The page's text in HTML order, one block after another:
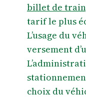
billet de
tarif le plus
L’usage du
versement
choix du